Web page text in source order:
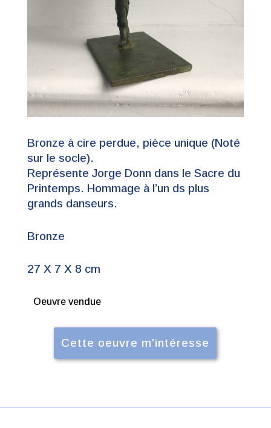
Bronze à cire perdue, pièce unique (Noté
sur le socle).
Représente Jorge Donn dans le Sacre du
Printemps. Hommage à l’un ds plus
grands danseurs.
Bronze
27 X 7 X 8 cm
Oeuvre vendue
Cette oeuvre m'intéresse